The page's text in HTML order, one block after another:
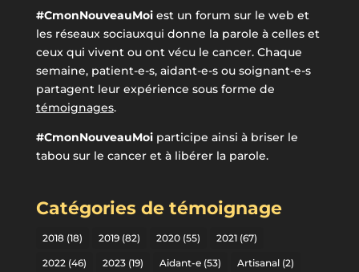
#CmonNouveauMoiest un forum sur le web et
les réseaux sociauxqui donne la parole à celles et
ceux qui vivent ou ont vécu le cancer. Chaque
semaine, patient-e-s, aidant-e-s ou soignant-e-s
partagent leur expérience sous forme de
témoignages.
#CmonNouveauMoiparticipe ainsi à briser le
tabou sur le cancer et à libérer la parole.
Catégories de témoignage
2018(18) 2019(82) 2020(55) 2021(67)
2022(46) 2023(19) Aidant-e(53) Artisanal(2)